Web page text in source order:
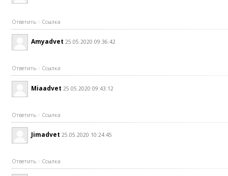
Ответить Ссылка
Amyadvet 25.05.2020 09:36:42
Ответить Ссылка
Miaadvet 25.05.2020 09:43:12
Ответить Ссылка
Jimadvet 25.05.2020 10:24:45
Ответить Ссылка